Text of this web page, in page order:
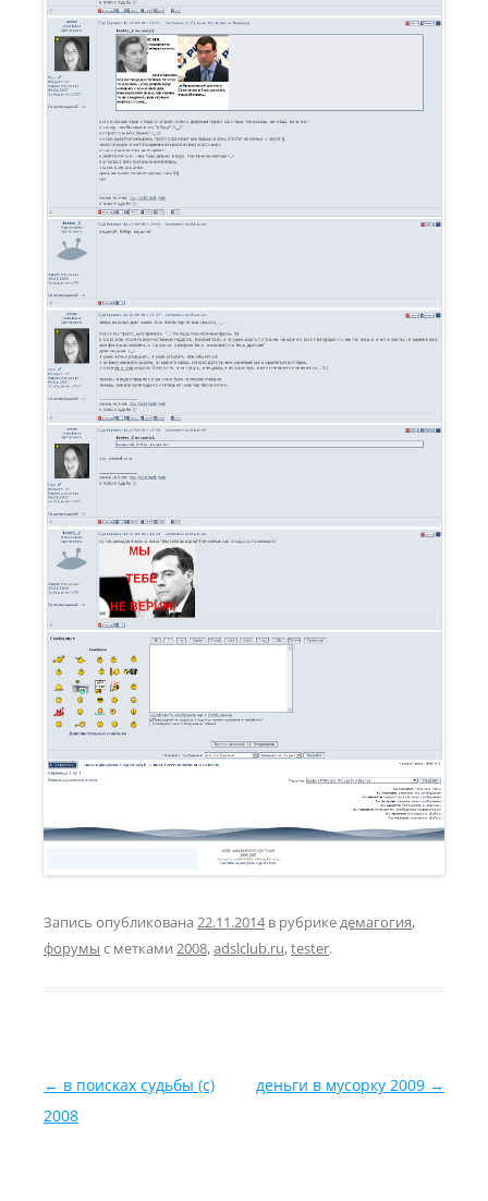
Запись опубликована 22.11.2014в рубрике демагогия,
форумы с метками 2008,adslclub.ru,tester.
Навигация по записям
← в поисках судьбы (с)
2008
деньги в мусорку 2009 →